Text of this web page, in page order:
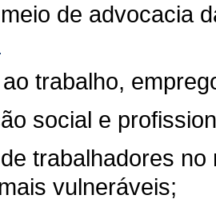
de advocacia
trabalho,
social e
trabalhadores
vulneráveis;